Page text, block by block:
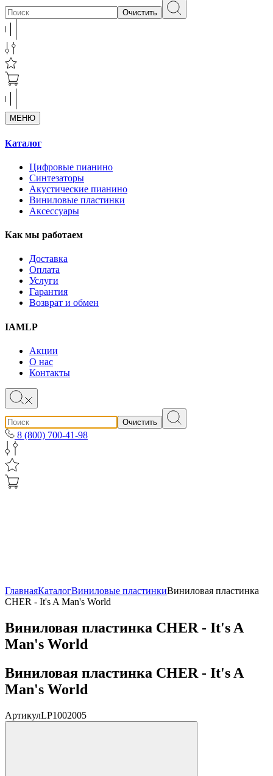
Очистить
МЕНЮ
Каталог
Цифровые пианино
Синтезаторы
Акустические пианино
Виниловые пластинки
Аксессуары
Как мы работаем
Доставка
Оплата
Услуги
Гарантия
Возврат и обмен
IAMLP
Акции
О нас
Контакты
Очистить
8 (800) 700-41-98
ГлавнаяКаталогВиниловые пластинкиВиниловая пластинка
CHER - It's A Man's World
Виниловая пластинка CHER - It's A
Man's World
Виниловая пластинка CHER - It's A
Man's World
АртикулLP1002005